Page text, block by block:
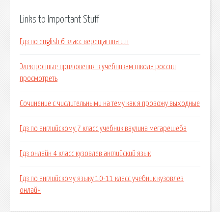
Links to Important Stuff
Гдз по english 6 класс верещагина и.н
Электронные приложения к учебникам школа россии
просмотреть
Сочинение с числительными на тему как я провожу выходные
Гдз по английскому 7 класс учебник ваулина мегарешеба
Гдз онлайн 4 класс кузовлев английский язык
Гдз по английскому языку 10-11 класс учебник кузовлев
онлайн